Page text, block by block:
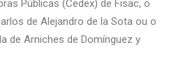
Públicas (Cedex) de Fisac, o
de Alejandro de la Sota ou o
de Arniches de Domínguez y